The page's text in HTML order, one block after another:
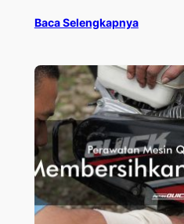
Baca Selengkapnya